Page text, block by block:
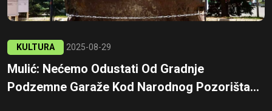
KULTURA 2025-08-29
Mulić: Nećemo Odustati Od Gradnje
Podzemne Garaže Kod Narodnog Pozorišta...